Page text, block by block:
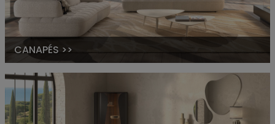
CANAPÉS >>